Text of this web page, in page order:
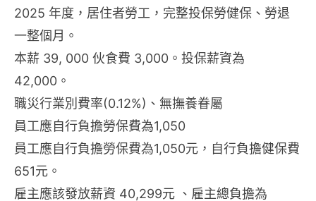
2025 年度，居住者勞工，完整投保勞健保、勞退
一整個月。
本薪 39, 000 伙食費 3,000。投保薪資為
42,000。
職災行業別費率(0.12%)、無撫養眷屬
員工應自行負擔勞保費為1,050
員工應自行負擔勞保費為1,050元，自行負擔健保費
651元。
雇主應該發放薪資 40,299元 、雇主總負擔為